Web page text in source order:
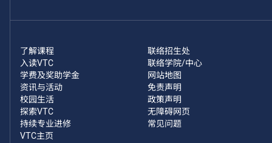
了解课程
入读VTC
学费及奖助学金
资讯与活动
校园生活
探索VTC
持续专业进修
VTC主页
联络招生处
联络学院/中心
网站地图
免责声明
政策声明
无障碍网页
常见问题